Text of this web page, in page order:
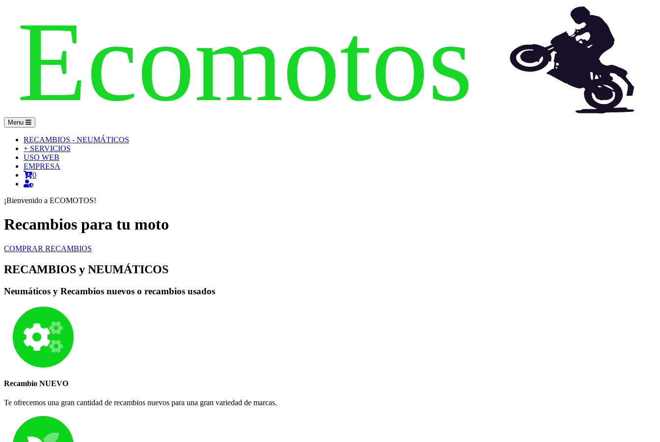
Menu
RECAMBIOS - NEUMÁTICOS
+ SERVICIOS
USO WEB
EMPRESA
0
¡Bienvenido a ECOMOTOS!
Recambios para tu moto
COMPRAR RECAMBIOS
RECAMBIOS y NEUMÁTICOS
Neumáticos y Recambios nuevos o recambios usados
Recambio NUEVO
Te ofrecemos una gran cantidad de recambios nuevos para una gran variedad de marcas.